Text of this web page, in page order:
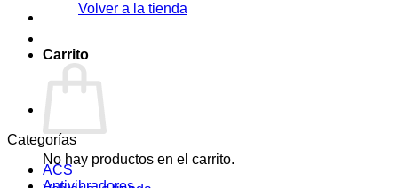
Volver a la tienda
Carrito
No hay productos en el carrito.
Categorías
ACS